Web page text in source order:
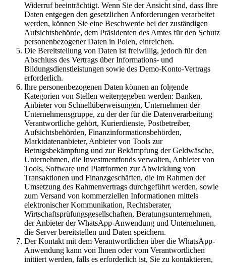
Widerruf beeinträchtigt. Wenn Sie der Ansicht sind, dass Ihre
Daten entgegen den gesetzlichen Anforderungen verarbeitet
werden, können Sie eine Beschwerde bei der zuständigen
Aufsichtsbehörde, dem Präsidenten des Amtes für den Schutz
personenbezogener Daten in Polen, einreichen.
Die Bereitstellung von Daten ist freiwillig, jedoch für den
Abschluss des Vertrags über Informations- und
Bildungsdienstleistungen sowie des Demo-Konto-Vertrags
erforderlich.
Ihre personenbezogenen Daten können an folgende
Kategorien von Stellen weitergegeben werden: Banken,
Anbieter von Schnellüberweisungen, Unternehmen der
Unternehmensgruppe, zu der der für die Datenverarbeitung
Verantwortliche gehört, Kurierdienste, Postbetreiber,
Aufsichtsbehörden, Finanzinformationsbehörden,
Marktdatenanbieter, Anbieter von Tools zur
Betrugsbekämpfung und zur Bekämpfung der Geldwäsche,
Unternehmen, die Investmentfonds verwalten, Anbieter von
Tools, Software und Plattformen zur Abwicklung von
Transaktionen und Finanzgeschäften, die im Rahmen der
Umsetzung des Rahmenvertrags durchgeführt werden, sowie
zum Versand von kommerziellen Informationen mittels
elektronischer Kommunikation, Rechtsberater,
Wirtschaftsprüfungsgesellschaften, Beratungsunternehmen,
der Anbieter der WhatsApp-Anwendung und Unternehmen,
die Server bereitstellen und Daten speichern.
Der Kontakt mit dem Verantwortlichen über die WhatsApp-
Anwendung kann von Ihnen oder vom Verantwortlichen
initiiert werden, falls es erforderlich ist, Sie zu kontaktieren,